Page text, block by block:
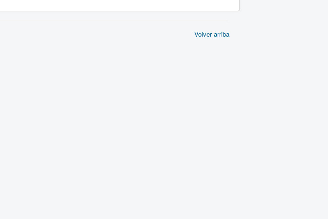
Volver arriba